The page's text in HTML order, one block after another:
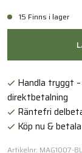
15 Finns i lager
Handla tryggt
direktbetalning
Räntefri
Köp nu &
Artikelnr: MAG1007-